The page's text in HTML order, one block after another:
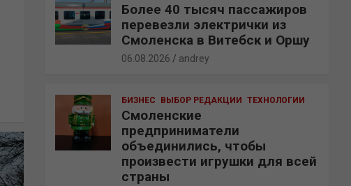
Более 40 тысяч пассажиров
перевезли электрички из
Смоленска в Витебск и Оршу
06.08.2026 andrey
БИЗНЕС ВЫБОР РЕДАКЦИИ ТЕХНОЛОГИИ
Смоленские
предприниматели
объединились, чтобы
произвести игрушки для всей
страны